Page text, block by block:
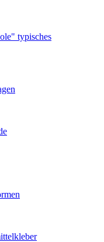
typisches